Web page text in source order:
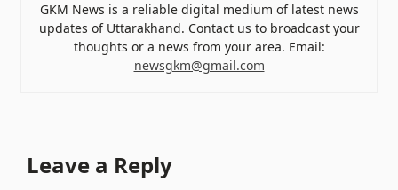
GKM News is a reliable digital medium of latest news
updates of Uttarakhand. Contact us to broadcast your
thoughts or a news from your area. Email:
newsgkm@gmail.com
Leave a Reply